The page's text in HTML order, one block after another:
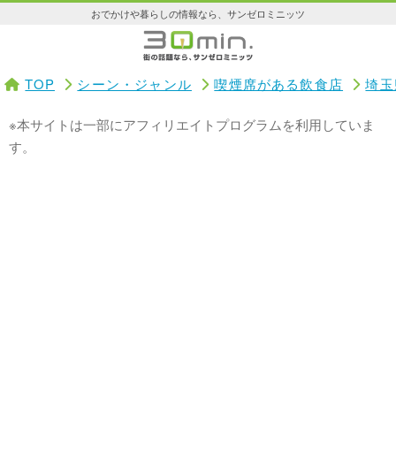
おでかけや暮らしの情報なら、サンゼロミニッツ
TOP シーン・ジャンル 喫煙席がある飲食店 埼
※本サイトは一部にアフィリエイトプログラムを利用していま
す。